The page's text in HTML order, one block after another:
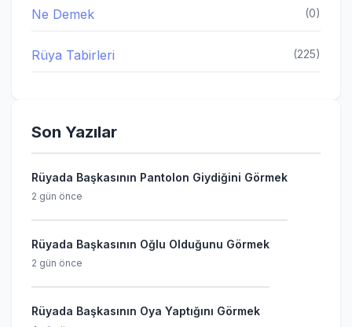
Ne Demek (0)
Rüya Tabirleri (225)
Son Yazılar
Rüyada Başkasının Pantolon Giydiğini Görmek
2 gün önce
Rüyada Başkasının Oğlu Olduğunu Görmek
2 gün önce
Rüyada Başkasının Oya Yaptığını Görmek